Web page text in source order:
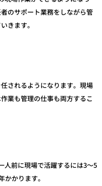
のサポート業務をしながら管
きます。
されるようになります。現場
業も管理の仕事も両方するこ
人前に現場で活躍するには3～5
かかります。